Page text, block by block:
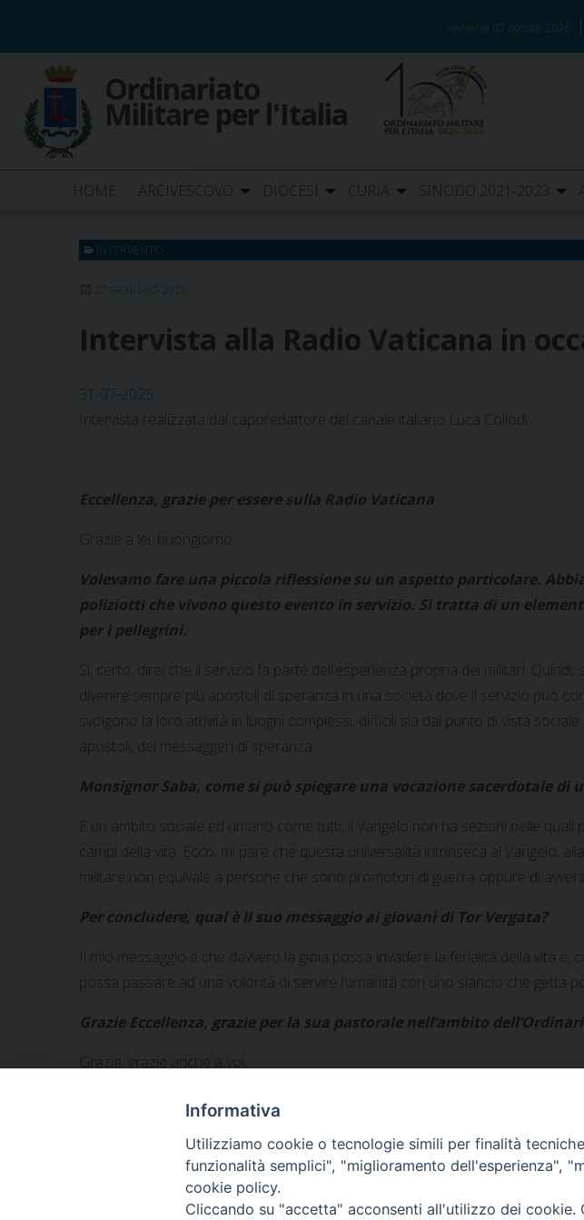
content
venerdì 07 agosto 2026
Ordinariato
Militare per l'Italia
HOME ARCIVESCOVO DIOCESI CURIA SINODO 2021-2023
INTERVENTO
27 GENNAIO 2026
Intervista alla Radio Vaticana in
31-07-2025
Intervista realizzata dal caporedattore del canale italiano Luca Collodi
Eccellenza, grazie per essere sulla Radio Vaticana
Grazie a lei, buongiorno.
Volevamo fare una piccola riflessione su un aspetto particolare.
poliziotti che vivono questo evento in servizio. Si tratta di un
per i pellegrini.
Sì, certo, direi che il servizio fa parte dell’esperienza propria dei militari.
divenire sempre più apostoli di speranza in una società dove il servizio può
svolgono la loro attività in luoghi complessi, difficili sia dal punto di vista
apostoli, dei messaggeri di speranza.
Monsignor Saba, come si può spiegare una vocazione sacerdotale di
È un ambito sociale ed umano come tutti, il Vangelo non ha sezioni nelle
campi della vita. Ecco, mi pare che questa universalità intrinseca al Vangelo,
militare non equivale a persone che sono promotori di guerra oppure di
Per concludere, qual è il suo messaggio ai giovani di Tor Vergata?
Il mio messaggio è che davvero la gioia possa invadere la ferialità della vita
possa passare ad una volontà di servire l’umanità con uno slancio che getta
Grazie Eccellenza, grazie per la sua pastorale nell’ambito
Grazie, grazie anche a voi.
Relazione al IV Summit Nazionale sull’Economia del mare (stralci)
Informativa
Utilizziamo cookie o tecnologie simili per finalità
funzionalità semplici", "miglioramento dell'esperienza",
cookie policy.
Cliccando su "accetta" acconsenti all'utilizzo dei